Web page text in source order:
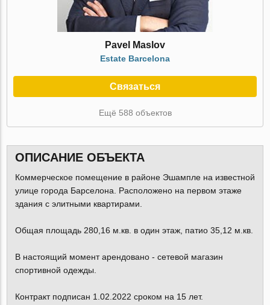
Pavel Maslov
Estate Barcelona
Связаться
Ещё 588 объектов
ОПИСАНИЕ ОБЪЕКТА
Коммерческое помещение в районе Эшампле на известной
улице города Барселона. Расположено на первом этаже
здания с элитными квартирами.
Общая площадь 280,16 м.кв. в один этаж, патио 35,12 м.кв.
В настоящий момент арендовано - сетевой магазин
спортивной одежды.
Контракт подписан 1.02.2022 сроком на 15 лет.